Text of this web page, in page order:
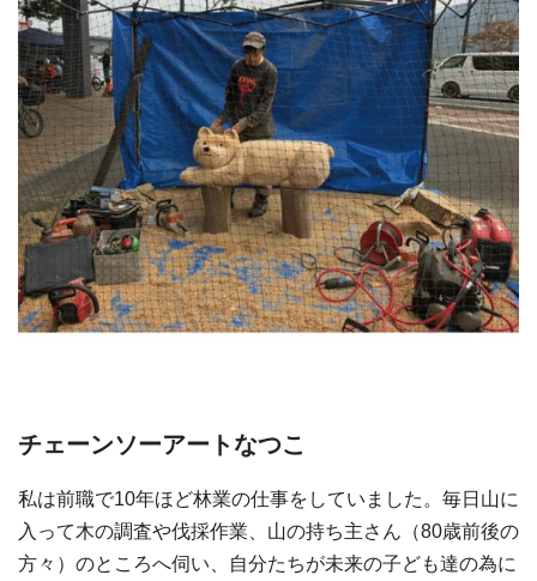
チェーンソーアートなつこ
私は前職で10年ほど林業の仕事をしていました。毎日山に
入って木の調査や伐採作業、山の持ち主さん（80歳前後の
方々）のところへ伺い、自分たちが未来の子ども達の為に